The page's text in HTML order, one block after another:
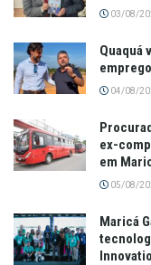
03/08/
Quaquá
04/08/
ex-
em
05/08/
Maricá